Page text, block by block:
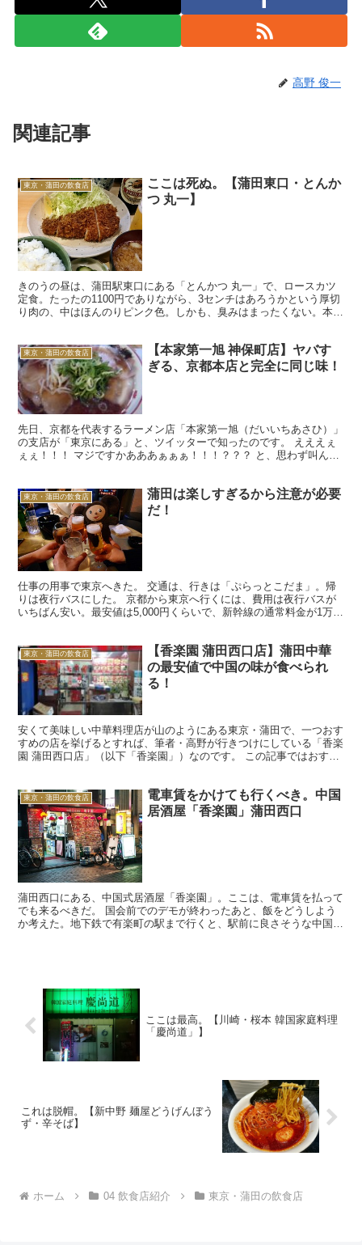
高野 俊一
関連記事
東京・蒲田の飲食店
ここは死ぬ。【蒲田東口・とんか
つ 丸一】
きのうの昼は、蒲田駅東口にある「とんかつ 丸一」で、ロースカツ
定食。たったの1100円でありながら、3センチはあろうかという厚切
り肉の、中はほんのりピンク色。しかも、臭みはまったくない。本当
東京・蒲田の飲食店
【本家第一旭 神保町店】ヤバす
ぎる、京都本店と完全に同じ味！
先日、京都を代表するラーメン店「本家第一旭（だいいちあさひ）」
の支店が「東京にある」と、ツイッターで知ったのです。 えええぇ
ぇぇ！！！ マジですかあああぁぁぁ！！！？？？ と、思わず叫んで
東京・蒲田の飲食店
蒲田は楽しすぎるから注意が必要
だ！
仕事の用事で東京へきた。 交通は、行きは「ぷらっとこだま」。帰
りは夜行バスにした。 京都から東京へ行くには、費用は夜行バスが
いちばん安い。最安値は5,000円くらいで、新幹線の通常料金が1万
東京・蒲田の飲食店
【香楽園 蒲田西口店】蒲田中華
の最安値で中国の味が食べられ
る！
安くて美味しい中華料理店が山のようにある東京・蒲田で、一つおす
すめの店を挙げるとすれば、筆者・高野が行きつけにしている「香楽
園 蒲田西口店」（以下「香楽園」）なのです。 この記事ではおすす
東京・蒲田の飲食店
電車賃をかけても行くべき。中国
居酒屋「香楽園」蒲田西口
蒲田西口にある、中国式居酒屋「香楽園」。ここは、電車賃を払って
でも来るべきだ。 国会前でのデモが終わったあと、飯をどうしよう
か考えた。地下鉄で有楽町の駅まで行くと、駅前に良さそうな中国料
ここは最高。【川崎・桜本 韓国家庭料理
「慶尚道」】
これは脱帽。【新中野 麺屋どうげんぼう
ず・辛そば】
ホーム 04 飲食店紹介 東京・蒲田の飲食店